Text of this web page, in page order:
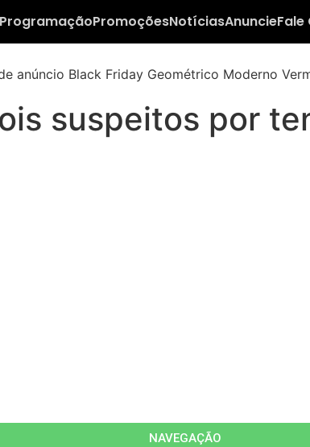
ProgramaçãoPromoçõesNotíciasAnuncieFale
suspeitos por
NAVEGAÇÃO